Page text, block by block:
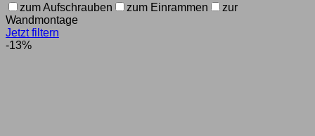
zum Aufschrauben
zum Einrammen
zur
Wandmontage
Jetzt filtern
-13%